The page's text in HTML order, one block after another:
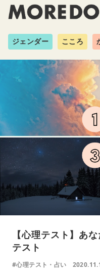
ジェンダー こころ
【心理テスト】あ
テスト
#心理テスト・占い